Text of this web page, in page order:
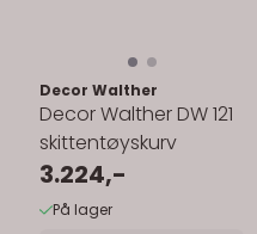
Decor Walther
Decor Walther DW 121
skittentøyskurv
3.224,-
På lager